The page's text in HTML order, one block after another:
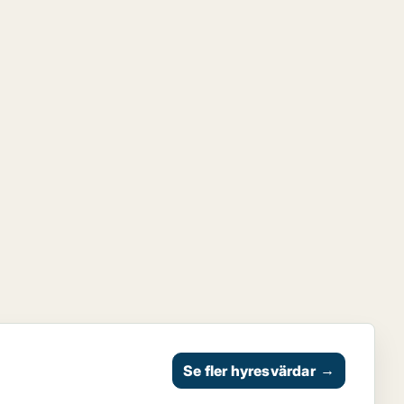
Se fler hyresvärdar →